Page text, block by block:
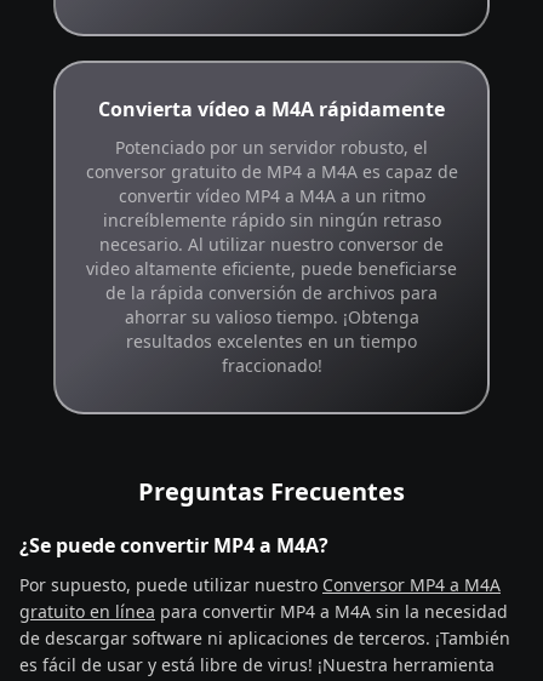
Convierta vídeo a M4A rápidamente
Potenciado por un servidor robusto, el
conversor gratuito de MP4 a M4A es capaz de
convertir vídeo MP4 a M4A a un ritmo
increíblemente rápido sin ningún retraso
necesario. Al utilizar nuestro conversor de
video altamente eficiente, puede beneficiarse
de la rápida conversión de archivos para
ahorrar su valioso tiempo. ¡Obtenga
resultados excelentes en un tiempo
fraccionado!
Preguntas Frecuentes
¿Se puede convertir MP4 a M4A?
Por supuesto, puede utilizar nuestro Conversor MP4 a M4A
gratuito en línea para convertir MP4 a M4A sin la necesidad
de descargar software ni aplicaciones de terceros. ¡También
es fácil de usar y está libre de virus! ¡Nuestra herramienta